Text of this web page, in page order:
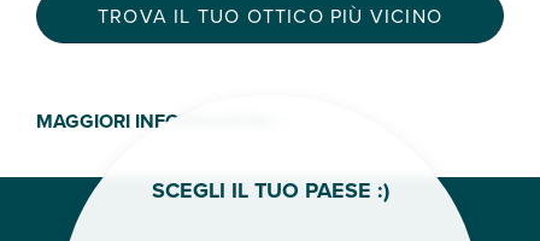
TROVA IL TUO OTTICO PIÙ VICINO
MAGGIORI INFORMAZIONI >
SCEGLI IL TUO PAESE :)